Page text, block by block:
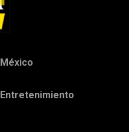
México
Entretenimiento